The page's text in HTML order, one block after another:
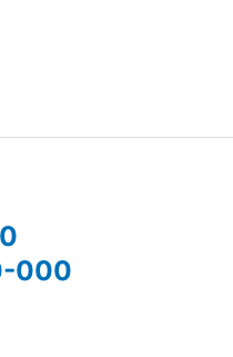
000